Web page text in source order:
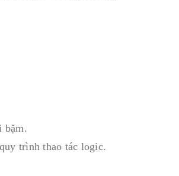
bặm.
trình thao tác logic.